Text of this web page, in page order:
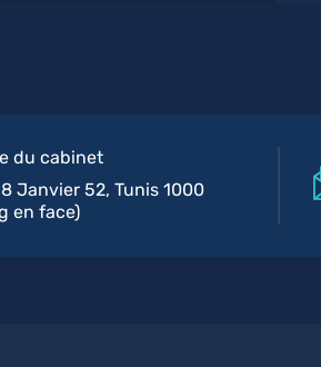
du cabinet
Janvier 52, Tunis 1000
en face)